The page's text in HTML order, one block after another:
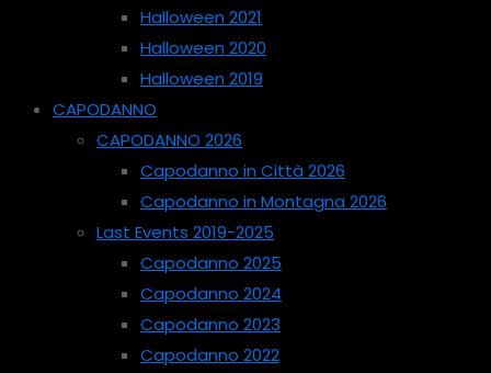
Halloween 2021
Halloween 2020
Halloween 2019
CAPODANNO
CAPODANNO 2026
Capodanno in Città 2026
Capodanno in Montagna 2026
Last Events 2019-2025
Capodanno 2025
Capodanno 2024
Capodanno 2023
Capodanno 2022